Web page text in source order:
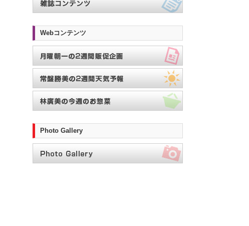
Webコンテンツ
Photo Gallery